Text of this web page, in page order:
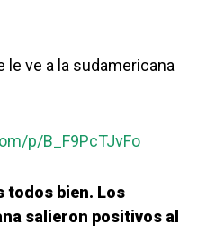
le ve a la sudamericana
p/B_F9PcTJvFo
todos bien. Los
salieron positivos al